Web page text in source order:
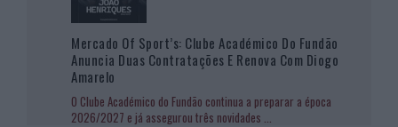
Mercado Of Sport’s: Clube Académico Do Fundão
Anuncia Duas Contratações E Renova Com Diogo
Amarelo
O Clube Académico do Fundão continua a preparar a época
2026/2027 e já assegurou três novidades